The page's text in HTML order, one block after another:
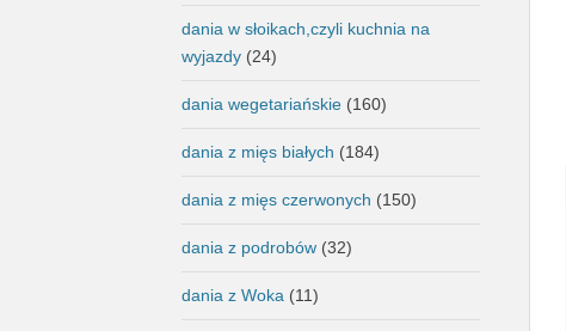
dania w słoikach,czyli kuchnia na
wyjazdy (24)
dania wegetariańskie (160)
dania z mięs białych (184)
dania z mięs czerwonych (150)
dania z podrobów (32)
dania z Woka (11)